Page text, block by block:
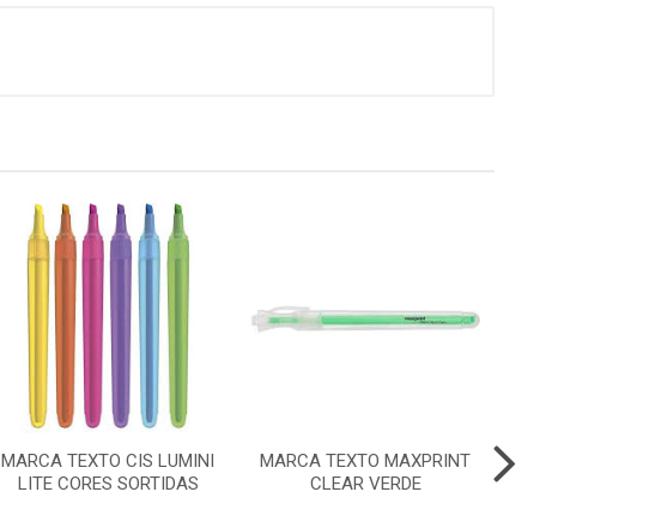
MARCA TEXTO CIS LUMINI
LITE CORES SORTIDAS
MARCA TEXTO MAXPRINT
CLEAR VERDE